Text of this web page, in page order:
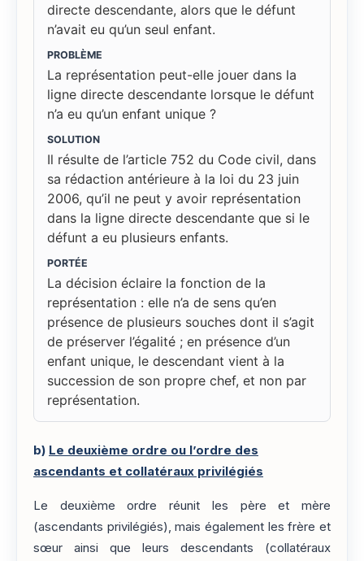
directe descendante, alors que le défunt
n’avait eu qu’un seul enfant.
PROBLÈME
La représentation peut-elle jouer dans la
ligne directe descendante lorsque le défunt
n’a eu qu’un enfant unique ?
SOLUTION
Il résulte de l’article 752 du Code civil, dans
sa rédaction antérieure à la loi du 23 juin
2006, qu’il ne peut y avoir représentation
dans la ligne directe descendante que si le
défunt a eu plusieurs enfants.
PORTÉE
La décision éclaire la fonction de la
représentation : elle n’a de sens qu’en
présence de plusieurs souches dont il s’agit
de préserver l’égalité ; en présence d’un
enfant unique, le descendant vient à la
succession de son propre chef, et non par
représentation.
b) Le deuxième ordre ou l’ordre des
ascendants et collatéraux privilégiés
Le deuxième ordre réunit les père et mère
(ascendants privilégiés), mais également les frère et
sœur ainsi que leurs descendants (collatéraux